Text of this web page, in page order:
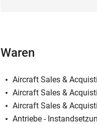
Waren
Aircraft Sales &
Aircraft Sales &
Aircraft Sales &
Antriebe -